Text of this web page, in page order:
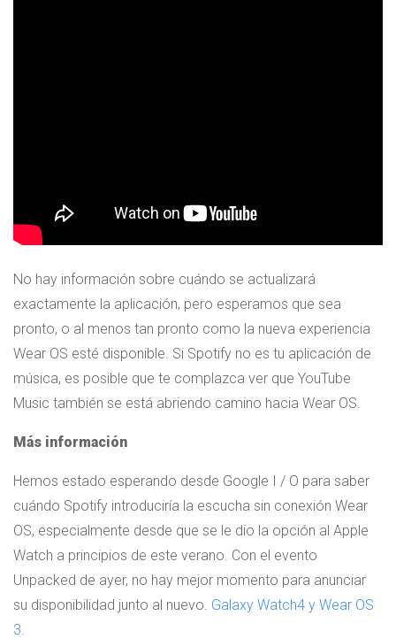
No hay información sobre cuándo se actualizará
exactamente la aplicación, pero esperamos que sea
pronto, o al menos tan pronto como la nueva experiencia
Wear OS esté disponible. Si Spotify no es tu aplicación de
música, es posible que te complazca ver que YouTube
Music también se está abriendo camino hacia Wear OS.
Más información
Hemos estado esperando desde Google I / O para saber
cuándo Spotify introduciría la escucha sin conexión Wear
OS, especialmente desde que se le dio la opción al Apple
Watch a principios de este verano. Con el evento
Unpacked de ayer, no hay mejor momento para anunciar
su disponibilidad junto al nuevo. Galaxy Watch4 y Wear OS
3.